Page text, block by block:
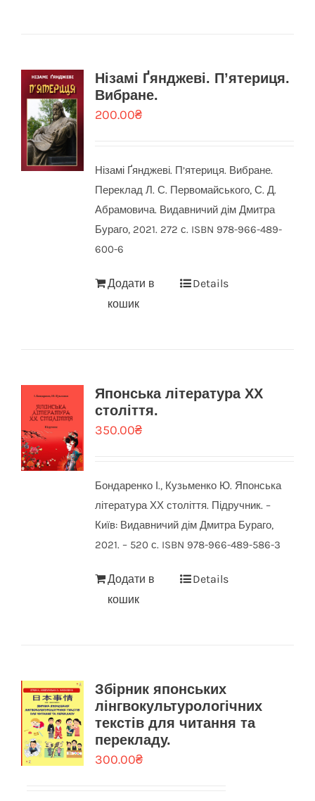
Нізамі Ґянджеві. П’ятериця.
Вибране.
200.00₴
Нізамі Ґянджеві. П’ятериця. Вибране.
Переклад Л. С. Первомайського, С. Д.
Абрамовича. Видавничий дім Дмитра
Бураго, 2021. 272 с. ISBN 978-966-489-
600-6
Додати в
кошик
Details
Японська література ХХ
століття.
350.00₴
Бондаренко І., Кузьменко Ю. Японська
література ХХ століття. Підручник. –
Київ: Видавничий дім Дмитра Бураго,
2021. – 520 с. ISBN 978-966-489-586-3
Додати в
кошик
Details
Збірник японських
лінгвокультурологічних
текстів для читання та
перекладу.
300.00₴